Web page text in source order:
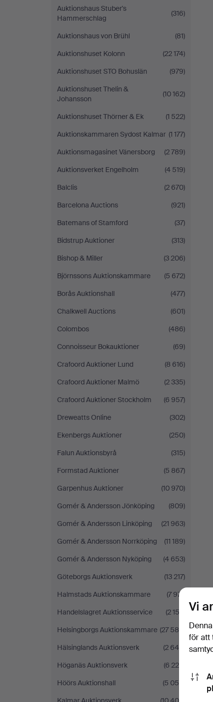
Auktionshaus Stuber's
Hammerschlag
(316)
Auktionshaus von Brühl
(81)
Auktionshuset Kolonn
(22 174)
Auktionshuset STO Bohuslän
(979)
Auktionshuset Thelin &
Johansson
(10 162)
Auktionshuset Thörner & Ek
(1 522)
Auktionskammaren Sydost Kalmar (1 177)
Auktionsmagasinet Vänersborg
(2 789)
Auktionsverket Engelholm
(4 519)
Balclis
(2 670)
Barcelona Auctions
(921)
Batemans of Stamford
(37)
Bidstrup Auktioner
(313)
Bishop & Miller
(3 206)
Björnssons Auktionskammare
(5 672)
Borås Auktionshall
(477)
Chalkwell Auctions
(601)
Colombos
(486)
Connoisseur Bokauktioner
(69)
Crafoord Auktioner Lund
(8 616)
Crafoord Auktioner Malmö
(2 335)
Crafoord Auktioner Stockholm
(6 957)
Dreweatts Online
(302)
Ekenbergs Auktioner
(250)
Falun Auktionsbyrå
(315)
Formstad Auktioner
(5 867)
Garpenhus Auktioner
(10 970)
Gomér & Andersson Jönköping
(809)
Gomér & Andersson Linköping
(21 963)
Gomér & Andersson Norrköping
(11 189)
Gomér & Andersson Nyköping
(4 653)
Göteborgs Auktionsverk
(13 217)
Halmstads Auktionskammare
(7 971)
Handelslagret Auktionsservice
(2 153)
Helsingborgs Auktionskammare (27 580)
Hälsinglands Auktionsverk
(2 649)
Höganäs Auktionsverk
(6 225)
Höörs Auktionshall
(5 059)
Vi
för att